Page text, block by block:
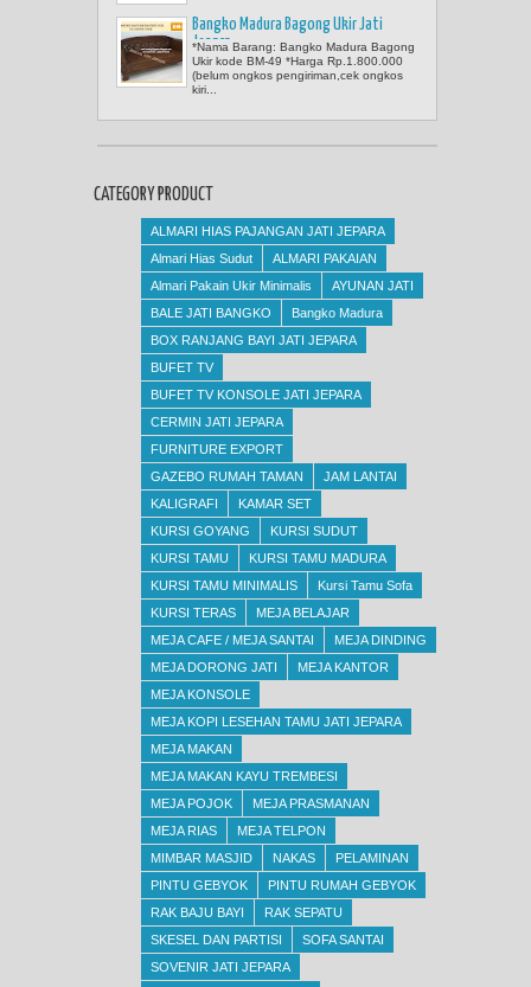
Bangko Madura Bagong Ukir Jati
Jepara
*Nama Barang: Bangko Madura Bagong
Ukir kode BM-49 *Harga Rp.1.800.000
(belum ongkos pengiriman,cek ongkos
kiri...
CATEGORY PRODUCT
ALMARI HIAS PAJANGAN JATI JEPARA
Almari Hias Sudut
ALMARI PAKAIAN
Almari Pakain Ukir Minimalis
AYUNAN JATI
BALE JATI BANGKO
Bangko Madura
BOX RANJANG BAYI JATI JEPARA
BUFET TV
BUFET TV KONSOLE JATI JEPARA
CERMIN JATI JEPARA
FURNITURE EXPORT
GAZEBO RUMAH TAMAN
JAM LANTAI
KALIGRAFI
KAMAR SET
KURSI GOYANG
KURSI SUDUT
KURSI TAMU
KURSI TAMU MADURA
KURSI TAMU MINIMALIS
Kursi Tamu Sofa
KURSI TERAS
MEJA BELAJAR
MEJA CAFE / MEJA SANTAI
MEJA DINDING
MEJA DORONG JATI
MEJA KANTOR
MEJA KONSOLE
MEJA KOPI LESEHAN TAMU JATI JEPARA
MEJA MAKAN
MEJA MAKAN KAYU TREMBESI
MEJA POJOK
MEJA PRASMANAN
MEJA RIAS
MEJA TELPON
MIMBAR MASJID
NAKAS
PELAMINAN
PINTU GEBYOK
PINTU RUMAH GEBYOK
RAK BAJU BAYI
RAK SEPATU
SKESEL DAN PARTISI
SOFA SANTAI
SOVENIR JATI JEPARA